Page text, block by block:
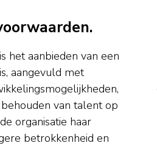
het aanbieden van een
aangevuld met
van talent op
organisatie haar
betrokkenheid en